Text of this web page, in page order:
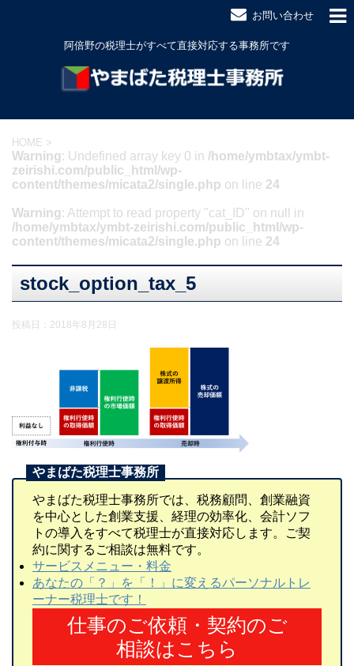
お問い合わせ
阿倍野の税理士がすべて直接対応する事務所です
HOME >
Warning: Undefined array key 0 in /home/ymbtax/ymbt-
zeirishi.com/public_html/wp-
content/themes/micata2/single.php on line 24
Warning: Attempt to read property "cat_ID" on null in
/home/ymbtax/ymbt-zeirishi.com/public_html/wp-
content/themes/micata2/single.php on line 24
stock_option_tax_5
投稿日： 2018年8月28日
やまばた税理士事務所では、税務顧問、創業融資
を中心とした創業支援、経理の効率化、会計ソフ
トの導入をすべて税理士が直接対応します。ご契
約に関するご相談は無料です。
サービスメニュー・料金
あなたの「？」を「！」に変えるパーソナルトレ
ーナー税理士です！
仕事のご依頼・契約のご
相談はこちら